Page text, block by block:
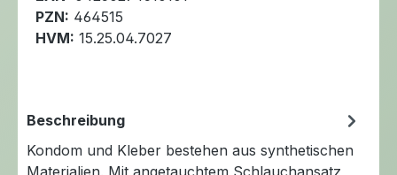
PZN: 464515
HVM: 15.25.04.7027
Beschreibung
Kondom und Kleber bestehen aus synthetischen
Materialien. Mit angetauchtem Schlauchansatz,